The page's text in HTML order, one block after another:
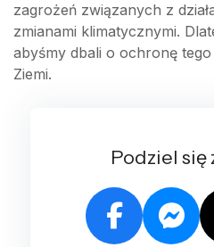
zagrożeń związanych z
zmianami klimatycznymi.
abyśmy dbali o ochronę
Ziemi.
Podziel się